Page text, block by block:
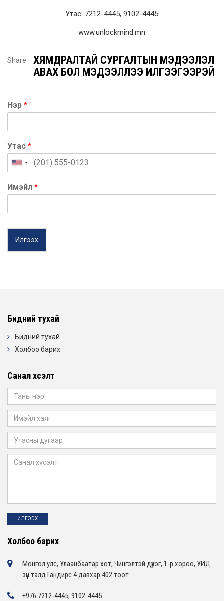
Утас: 7212-4445, 9102-4445
www.unlockmind.mn
Share
ХЯМДРАЛТАЙ СУРГАЛТЫН МЭДЭЭЛЭЛ
АВАХ БОЛ МЭДЭЭЛЛЭЭ ИЛГЭЭГЭЭРЭЙ
Нэр *
Утас *
Имэйл *
Илгээх
Бидний тухай
Бидний тухай
Холбоо барих
Санал хүсэлт
Холбоо барих
Монгол улс, Улаанбаатар хот, Чингэлтэй дүүрэг, 1-р хороо, УИД
зүүн талд Гандирс 4 давхар 402 тоот
+976 7212-4445, 9102-4445